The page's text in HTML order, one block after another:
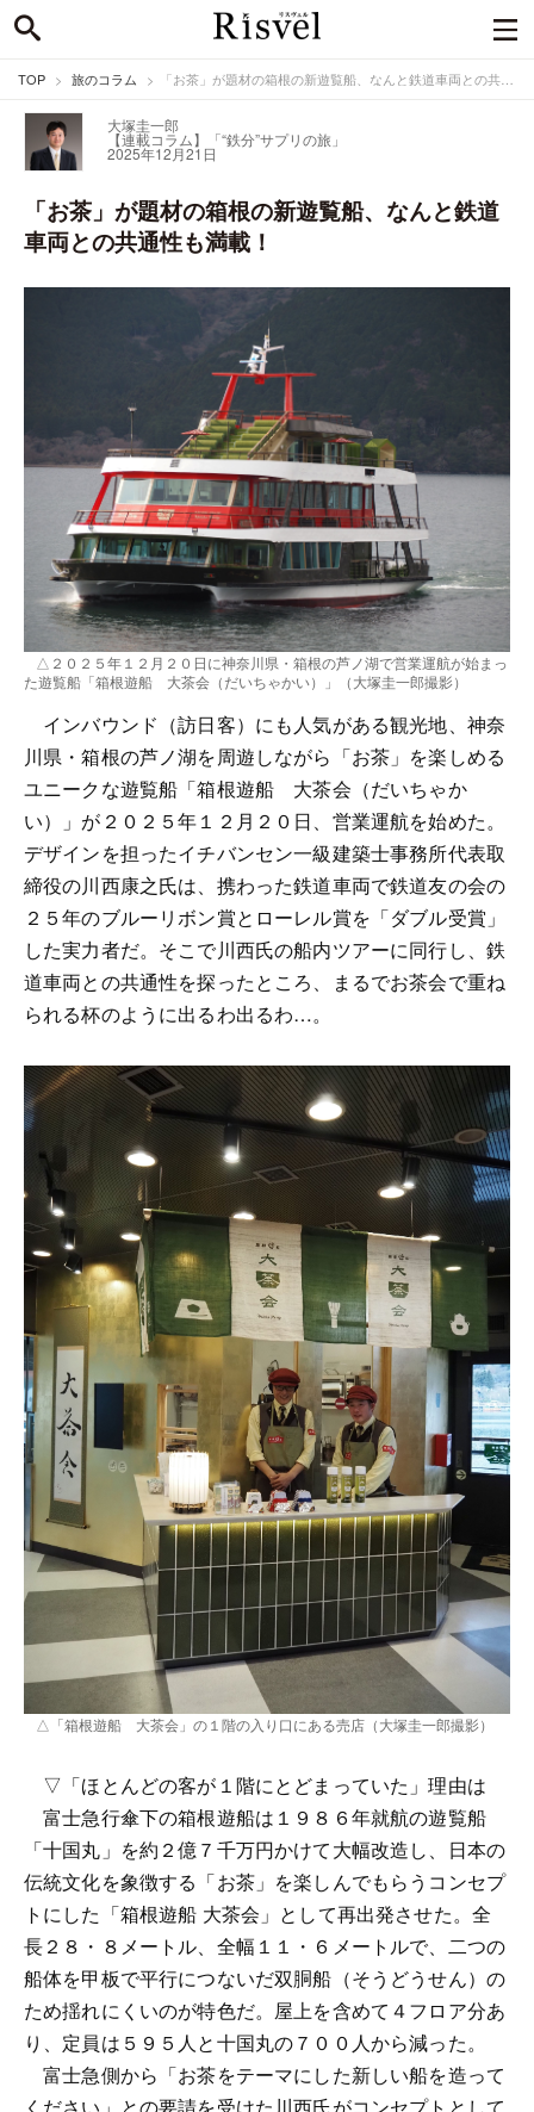
TOP 旅のコラム 「お茶」が題材の箱根の新遊覧船、なんと鉄道車両との共通性も満載！
大塚圭一郎
【連載コラム】「“鉄分”サプリの旅」
2025年12月21日
「お茶」が題材の箱根の新遊覧船、なんと鉄道
車両との共通性も満載！
△２０２５年１２月２０日に神奈川県・箱根の芦ノ湖で営業運航が始まっ
た遊覧船「箱根遊船 大茶会（だいちゃかい）」（大塚圭一郎撮影）
インバウンド（訪日客）にも人気がある観光地、神奈
川県・箱根の芦ノ湖を周遊しながら「お茶」を楽しめる
ユニークな遊覧船「箱根遊船 大茶会（だいちゃか
い）」が２０２５年１２月２０日、営業運航を始めた。
デザインを担ったイチバンセン一級建築士事務所代表取
締役の川西康之氏は、携わった鉄道車両で鉄道友の会の
２５年のブルーリボン賞とローレル賞を「ダブル受賞」
した実力者だ。そこで川西氏の船内ツアーに同行し、鉄
道車両との共通性を探ったところ、まるでお茶会で重ね
られる杯のように出るわ出るわ…。
△「箱根遊船 大茶会」の１階の入り口にある売店（大塚圭一郎撮影）
▽「ほとんどの客が１階にとどまっていた」理由は
富士急行傘下の箱根遊船は１９８６年就航の遊覧船
「十国丸」を約２億７千万円かけて大幅改造し、日本の
伝統文化を象徴する「お茶」を楽しんでもらうコンセプ
トにした「箱根遊船 大茶会」として再出発させた。全
長２８・８メートル、全幅１１・６メートルで、二つの
船体を甲板で平行につないだ双胴船（そうどうせん）の
ため揺れにくいのが特色だ。屋上を含めて４フロア分あ
り、定員は５９５人と十国丸の７００人から減った。
富士急側から「お茶をテーマにした新しい船を造って